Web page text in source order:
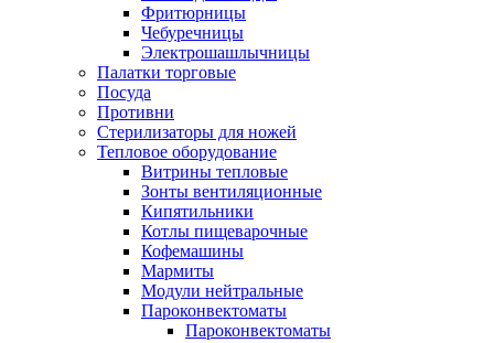
Фритюрницы
Чебуречницы
Электрошашлычницы
Палатки торговые
Посуда
Противни
Стерилизаторы для ножей
Тепловое оборудование
Витрины тепловые
Зонты вентиляционные
Кипятильники
Котлы пищеварочные
Кофемашины
Мармиты
Модули нейтральные
Пароконвектоматы
Пароконвектоматы